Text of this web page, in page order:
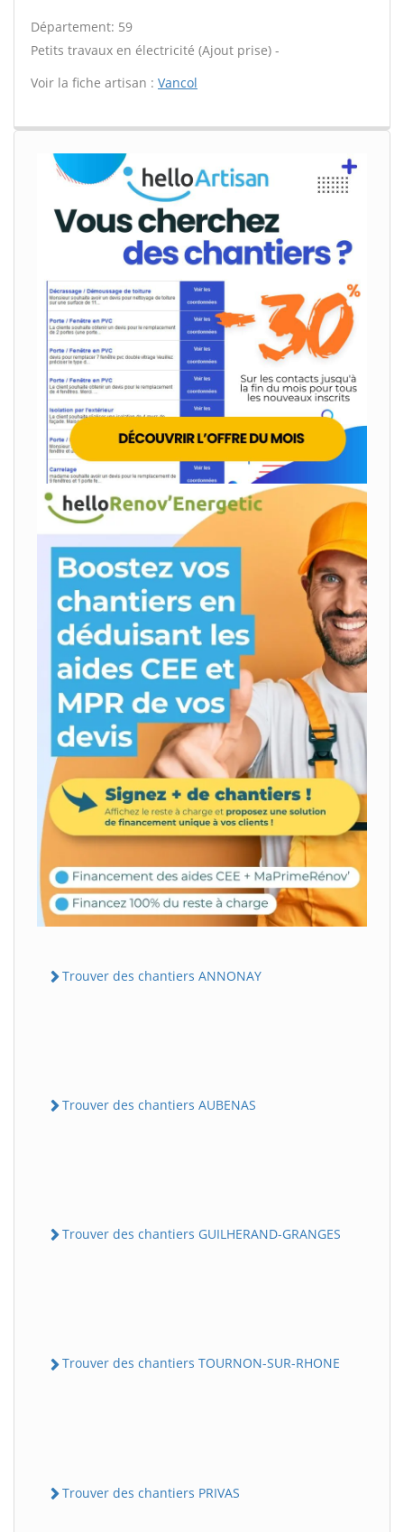
Département: 59
Petits travaux en électricité (Ajout prise) -
Voir la fiche artisan : Vancol
Trouver des chantiers ANNONAY
Trouver des chantiers AUBENAS
Trouver des chantiers GUILHERAND-GRANGES
Trouver des chantiers TOURNON-SUR-RHONE
Trouver des chantiers PRIVAS